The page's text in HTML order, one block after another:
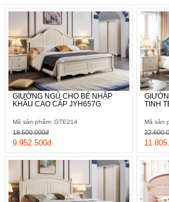
Hai kích thước tiêu chuẩn mà nhà sản
ngủ này là215*175*137.5cm và
thông dụng trên thị trường và, cho
bộ chăn ga gối đệm nhanh chóng hơn.
GIƯỜNG NGỦ CHO BÉ NHẬP
KHẨU CAO CẤP JYH657G
Mã sản phẩm: GTE214
9.952.500đ
19.500.000đ
TINH
Mã sản